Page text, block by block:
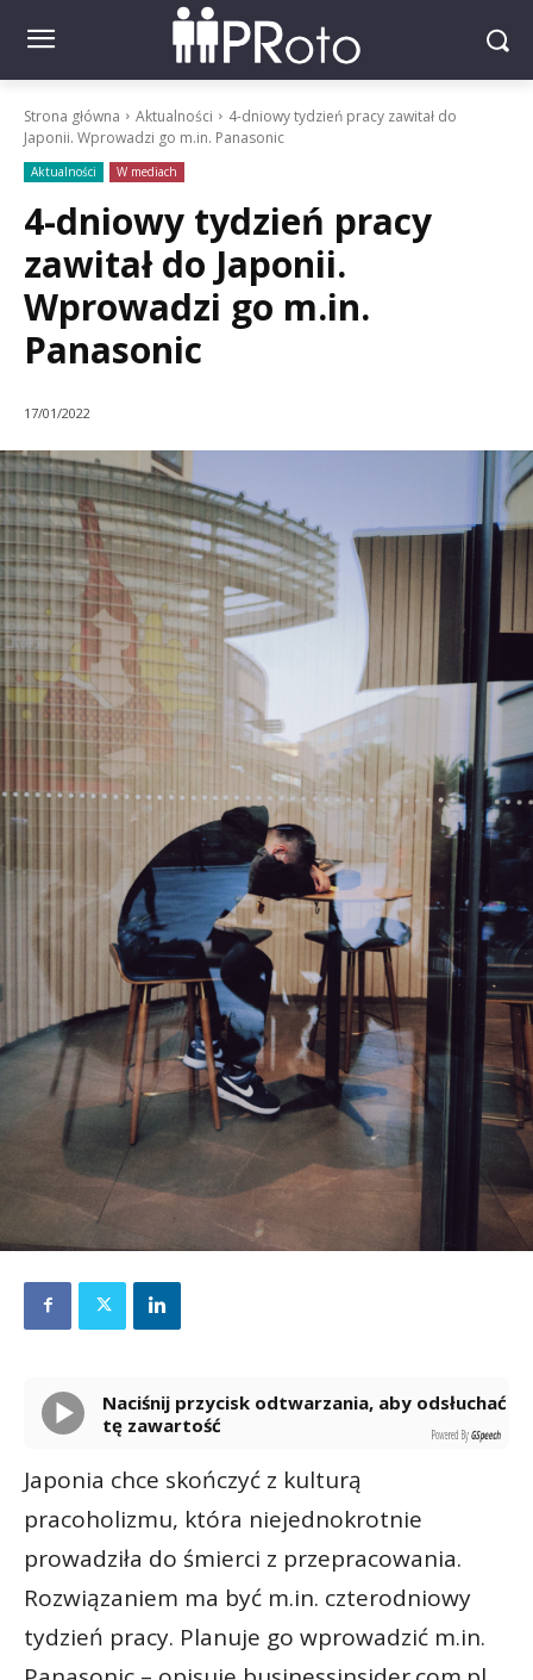
Strona główna Aktualności
4-dniowy tydzień pracy zawitał do
Japonii. Wprowadzi go m.in. Panasonic
Aktualności W mediach
4-dniowy tydzień pracy
zawitał do Japonii.
Wprowadzi go m.in.
Panasonic
17/01/2022
Naciśnij przycisk odtwarzania, aby odsłuchać
tę zawartość
Powered By GSpeech
Japonia chce skończyć z kulturą
pracoholizmu, która niejednokrotnie
prowadziła do śmierci z przepracowania.
Rozwiązaniem ma być m.in. czterodniowy
tydzień pracy. Planuje go wprowadzić m.in.